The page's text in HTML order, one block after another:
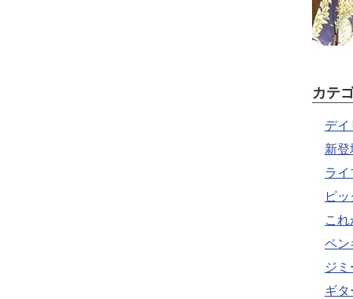
カテ
デイ
新登
ライ
ピ
こ
ペン
ジ
ギタ